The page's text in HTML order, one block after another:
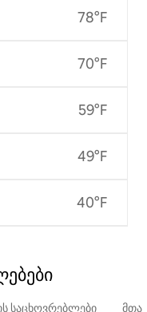
78°F
70°F
59°F
49°F
40°F
საცხოვრებლები